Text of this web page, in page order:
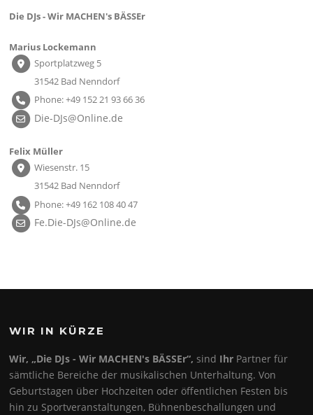
Die DJs - Wir MACHEN's BÄSSEr
Marius Lockemann
Sportplatzweg 5
31542 Bad Nenndorf
Phone: +49 152 21 93 66 36
Die-DJs@Online.de
Felix Müller
Wiesenstr. 15
31542 Bad Nenndorf
Phone: +49 162 108 40 47
Fe.Die-DJs@Online.de
WIR IN KÜRZE
Wir, „Die DJs - Wir MACHEN's BÄSSEr“, sind Ihr Partner für
sämtliche Bereiche der musikalischen Unterhaltung. Von
Geburtstagen über Hochzeiten oder öffentlichen Festen bis
hin zu Sportveranstaltungen, Bühnenbeschallungen und